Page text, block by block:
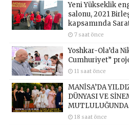
Yeni Yükseklik
salonu, 2021
kapsamında
7 saat önce
Yoshkar-Ola’da
Cumhuriyet”
11 saat önce
MANİSA’DA
DÜNYASI VE
18 saat önce